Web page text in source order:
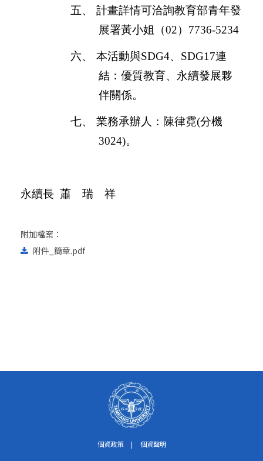
五、
計畫詳情可洽詢教育部青年發
展署黃小姐（02） 7736-5234
六、 本活動與SDG4、 SDG17連
結：優質教育、永續發展夥
伴關係。
七、 業務承辦人：陳律霓(分機
3024)。
永續長 蕭 瑞 祥
附加檔案：
附件_簡章.pdf
個資政策 | 個資聲明